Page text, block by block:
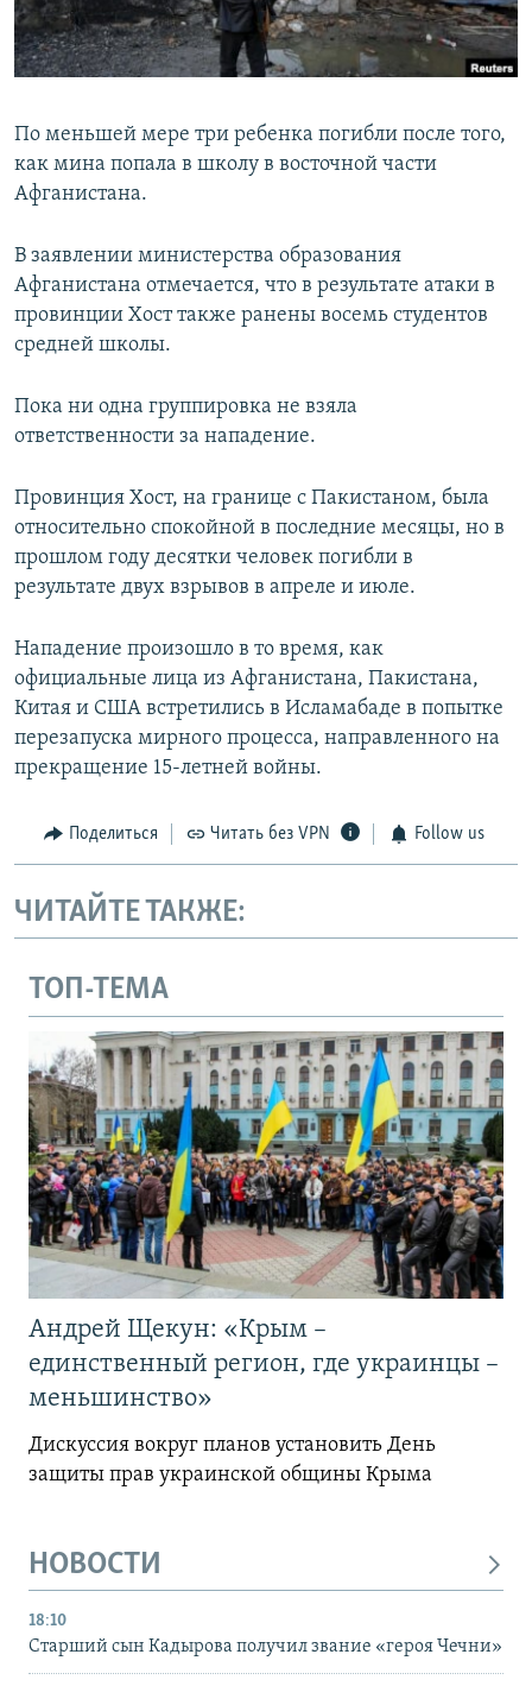
ПОБЕДИТЕЛЕЙ НЕ СУДЯТ?
КРЫМ.НЕПОКОРЕННЫЙ
УКРАИНСКАЯ ПРОБЛЕМА КРЫМА
ПРИСОЕДИНЯЙТЕСЬ!
По меньшей мере три ребенка погибли после того,
как мина попала в школу в восточной части
Афганистана.
В заявлении министерства образования
Афганистана отмечается, что в результате атаки в
провинции Хост также ранены восемь студентов
средней школы.
Пока ни одна группировка не взяла
ответственности за нападение.
Провинция Хост, на границе с Пакистаном, была
относительно спокойной в последние месяцы, но в
прошлом году десятки человек погибли в
результате двух взрывов в апреле и июле.
Нападение произошло в то время, как
официальные лица из Афганистана, Пакистана,
Китая и США встретились в Исламабаде в попытке
перезапуска мирного процесса, направленного на
прекращение 15-летней войны.
Поделиться Читать без VPN Follow us
ЧИТАЙТЕ ТАКЖЕ:
ТОП-ТЕМА
Андрей Щекун: «Крым –
единственный регион, где украинцы –
меньшинство»
Дискуссия вокруг планов установить День
защиты прав украинской общины Крыма
НОВОСТИ
18:10
Старший сын Кадырова получил звание «героя Чечни»